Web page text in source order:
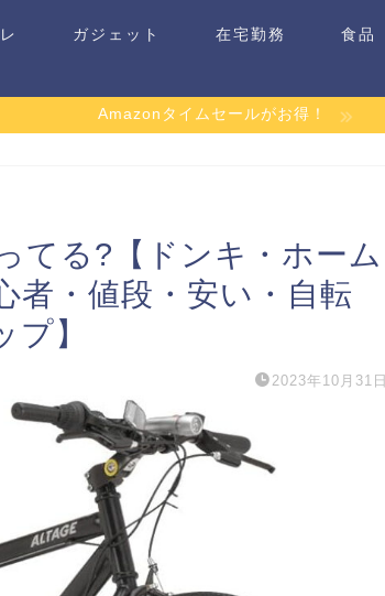
ガジェット 在宅勤務 食品
Amazonタイムセールがお得！
てる?【ドンキ・ホーム
者・値段・安い・自転
】
2023年10月31日